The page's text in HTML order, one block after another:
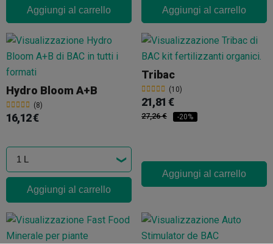
Aggiungi al carrello Aggiungi al carrello
Hydro Bloom A+B
(8)
16,12 €
Aggiungi al carrello
Tribac
(10)
21,81 €
27,26 € -20%
Aggiungi al carrello